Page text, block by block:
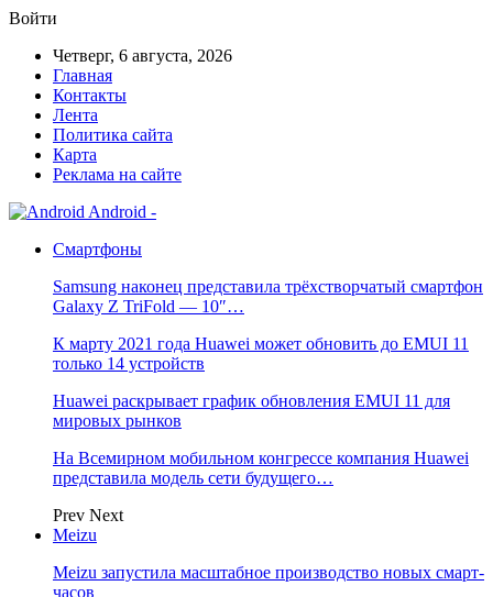
Войти
Четверг, 6 августа, 2026
Главная
Контакты
Лента
Политика сайта
Карта
Реклама на сайте
Android -
Смартфоны
Samsung наконец представила трёхстворчатый смартфон
Galaxy Z TriFold — 10″…
К марту 2021 года Huawei может обновить до EMUI 11
только 14 устройств
Huawei раскрывает график обновления EMUI 11 для
мировых рынков
На Всемирном мобильном конгрессе компания Huawei
представила модель сети будущего…
Prev Next
Meizu
Meizu запустила масштабное производство новых смарт-
часов